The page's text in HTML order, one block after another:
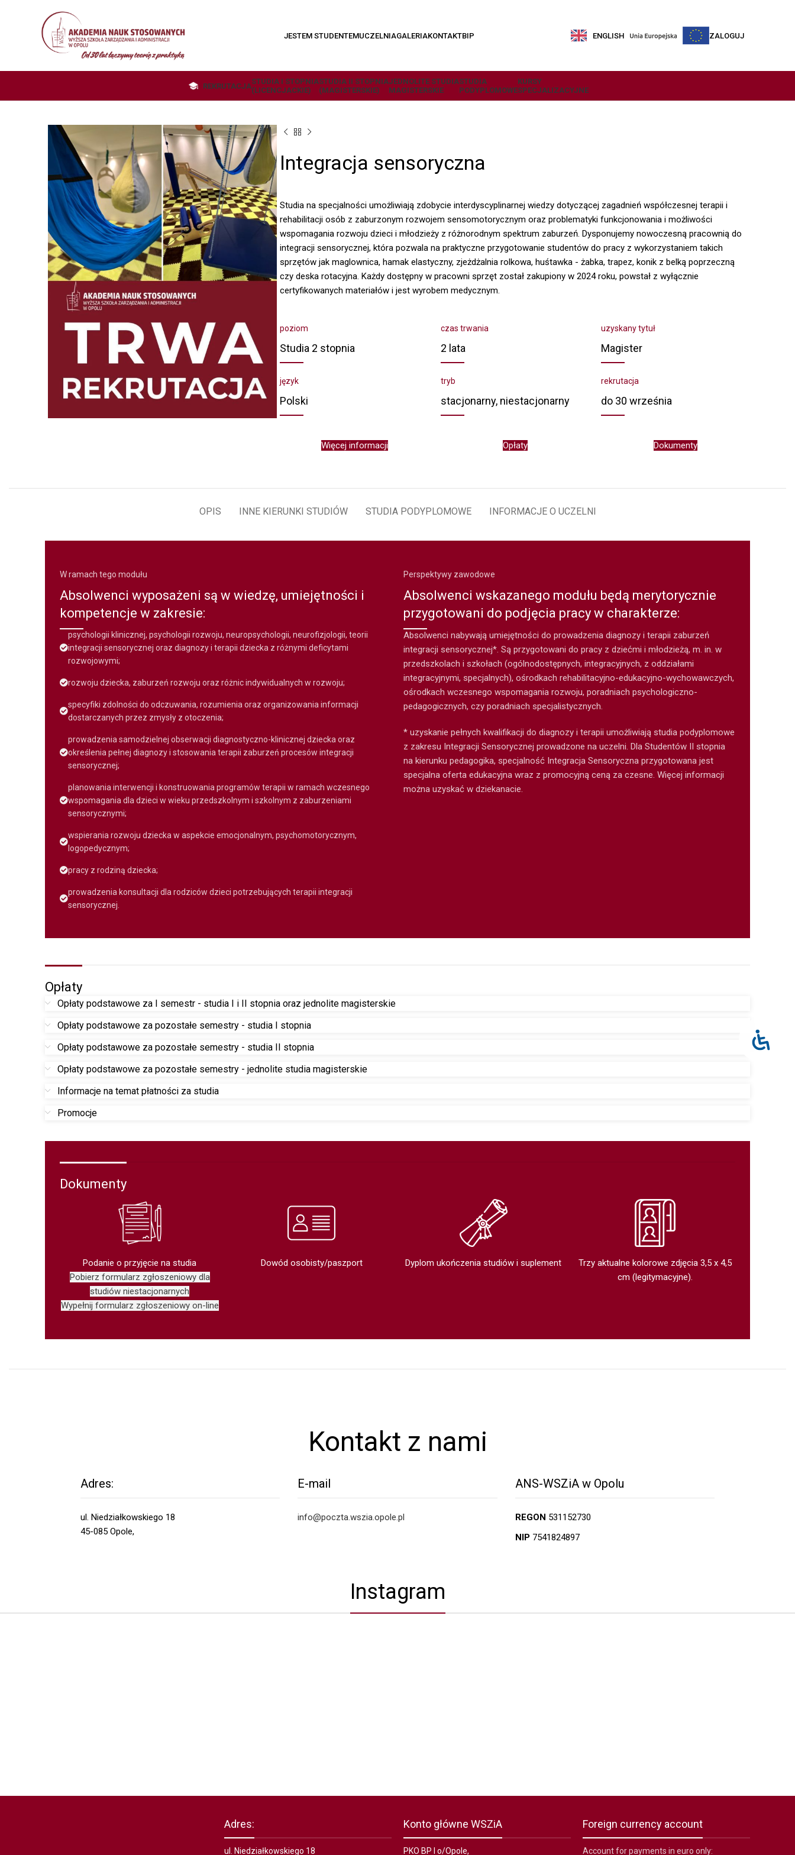
JESTEM STUDENTEMUCZELNIAGALERIAKONTAKTBIP ENGLISH ZALOGUJ
REKRUTACJASTUDIA I STOPNIA
(LICENCJACKIE)
STUDIA II STOPNIA
(MAGISTERSKIE)
JEDNOLITE STUDIA
MAGISTERSKIE
STUDIA
PODYPLOMOWE
KURSY
SPECJALIZACYJNE
Integracja sensoryczna
Studia na specjalności umożliwiają zdobycie interdyscyplinarnej wiedzy dotyczącej zagadnień współczesnej terapii i
rehabilitacji osób z zaburzonym rozwojem sensomotorycznym oraz problematyki funkcjonowania i możliwości
wspomagania rozwoju dzieci i młodzieży z różnorodnym spektrum zaburzeń. Dysponujemy nowoczesną pracownią do
integracji sensorycznej, która pozwala na praktyczne przygotowanie studentów do pracy z wykorzystaniem takich
sprzętów jak maglownica, hamak elastyczny, zjeżdżalnia rolkowa, huśtawka - żabka, trapez, konik z belką poprzeczną
czy deska rotacyjna. Każdy dostępny w pracowni sprzęt został zakupiony w 2024 roku, powstał z wyłącznie
certyfikowanych materiałów i jest wyrobem medycznym.
poziom
Studia 2 stopnia
czas trwania
2 lata
uzyskany tytuł
Magister
język
Polski
tryb
stacjonarny, niestacjonarny
rekrutacja
do 30 września
Więcej informacji Opłaty Dokumenty
OPIS INNE KIERUNKI STUDIÓW STUDIA PODYPLOMOWE INFORMACJE O UCZELNI
W ramach tego modułu
Absolwenci wyposażeni są w wiedzę, umiejętności i
kompetencje w zakresie:
psychologii klinicznej, psychologii rozwoju, neuropsychologii, neurofizjologii, teorii
integracji sensorycznej oraz diagnozy i terapii dziecka z różnymi deficytami
rozwojowymi;
rozwoju dziecka, zaburzeń rozwoju oraz różnic indywidualnych w rozwoju;
specyfiki zdolności do odczuwania, rozumienia oraz organizowania informacji
dostarczanych przez zmysły z otoczenia;
prowadzenia samodzielnej obserwacji diagnostyczno-klinicznej dziecka oraz
określenia pełnej diagnozy i stosowania terapii zaburzeń procesów integracji
sensorycznej;
planowania interwencji i konstruowania programów terapii w ramach wczesnego
wspomagania dla dzieci w wieku przedszkolnym i szkolnym z zaburzeniami
sensorycznymi;
wspierania rozwoju dziecka w aspekcie emocjonalnym, psychomotorycznym,
logopedycznym;
pracy z rodziną dziecka;
prowadzenia konsultacji dla rodziców dzieci potrzebujących terapii integracji
sensorycznej.
Perspektywy zawodowe
Absolwenci wskazanego modułu będą merytorycznie
przygotowani do podjęcia pracy w charakterze:
Absolwenci nabywają umiejętności do prowadzenia diagnozy i terapii zaburzeń
integracji sensorycznej*. Są przygotowani do pracy z dziećmi i młodzieżą, m. in. w
przedszkolach i szkołach (ogólnodostępnych, integracyjnych, z oddziałami
integracyjnymi, specjalnych), ośrodkach rehabilitacyjno-edukacyjno-wychowawczych,
ośrodkach wczesnego wspomagania rozwoju, poradniach psychologiczno-
pedagogicznych, czy poradniach specjalistycznych.
* uzyskanie pełnych kwalifikacji do diagnozy i terapii umożliwiają studia podyplomowe
z zakresu Integracji Sensorycznej prowadzone na uczelni. Dla Studentów II stopnia
na kierunku pedagogika, specjalność Integracja Sensoryczna przygotowana jest
specjalna oferta edukacyjna wraz z promocyjną ceną za czesne. Więcej informacji
można uzyskać w dziekanacie.
Opłaty
Opłaty podstawowe za I semestr - studia I i II stopnia oraz jednolite magisterskie
Opłaty podstawowe za pozostałe semestry - studia I stopnia
Opłaty podstawowe za pozostałe semestry - studia II stopnia
Opłaty podstawowe za pozostałe semestry - jednolite studia magisterskie
Informacje na temat płatności za studia
Promocje
Dokumenty
Podanie o przyjęcie na studia
Pobierz formularz zgłoszeniowy dla
studiów niestacjonarnych
Wypełnij formularz zgłoszeniowy on-line
Dowód osobisty/paszport Dyplom ukończenia studiów i suplement
Trzy aktualne kolorowe zdjęcia 3,5 x 4,5
cm (legitymacyjne).
Kontakt z nami
Adres:
ul. Niedziałkowskiego 18
45-085 Opole,
E-mail
info@poczta.wszia.opole.pl
ANS-WSZiA w Opolu
REGON 531152730
NIP 7541824897
Instagram
Adres:
ul. Niedziałkowskiego 18
Konto główne WSZiA
PKO BP I o/Opole,
Foreign currency account
Account for payments in euro only: